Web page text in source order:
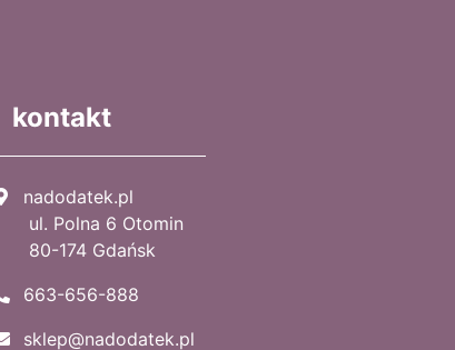
kontakt
nadodatek.pl
ul. Polna 6 Otomin
80-174 Gdańsk
663-656-888
sklep@nadodatek.pl